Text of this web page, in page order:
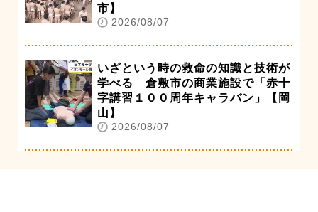
市】
2026/08/07
いざという時の救命の知識と技術が
学べる 倉敷市の商業施設で「赤十
字講習１００周年キャラバン」【岡
山】
2026/08/07